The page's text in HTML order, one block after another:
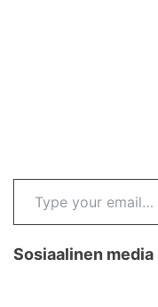
Type your email…
Sosiaalinen media